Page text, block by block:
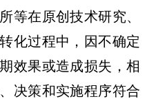
等在原创技术研究、
化过程中，因不确定
效果或造成损失，相
决策和实施程序符合